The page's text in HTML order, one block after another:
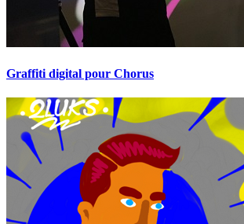
Graffiti digital pour Chorus